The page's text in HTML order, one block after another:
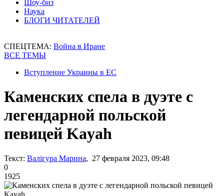
Шоу-биз
Наука
БЛОГИ ЧИТАТЕЛЕЙ
СПЕЦТЕМА: Война в Иране
ВСЕ ТЕМЫ
Вступление Украины в ЕС
Каменских спела в дуэте с
легендарной польской
певицей Kayah
Текст: Валігура Марина, 27 февраля 2023, 09:48
0
1925